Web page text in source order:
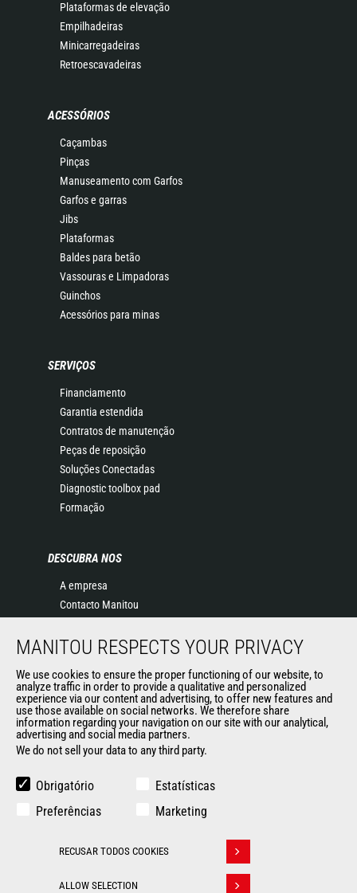
Plataformas de elevação
Empilhadeiras
Minicarregadeiras
Retroescavadeiras
ACESSÓRIOS
Caçambas
Pinças
Manuseamento com Garfos
Garfos e garras
Jibs
Plataformas
Baldes para betão
Vassouras e Limpadoras
Guinchos
Acessórios para minas
SERVIÇOS
Financiamento
Garantia estendida
Contratos de manutenção
Peças de reposição
Soluções Conectadas
Diagnostic toolbox pad
Formação
DESCUBRA NOS
A empresa
Contacto Manitou
Eventos
História
General Terms and Conditions of Sale
OUTROS SITES DO GRUPO
Manitou Group
Used Manitou Machines
Gehl
MANITOU RESPECTS YOUR PRIVACY
We use cookies to ensure the proper functioning of our website, to
analyze traffic in order to provide a qualitative and personalized
experience via our content and advertising, to offer new features and
use those available on social networks. We therefore share
information regarding your navigation on our site with our analytical,
advertising and social media partners.
We do not sell your data to any third party.
Obrigatório
Estatísticas
Preferências
Marketing
RECUSAR TODOS COOKIES
ALLOW SELECTION